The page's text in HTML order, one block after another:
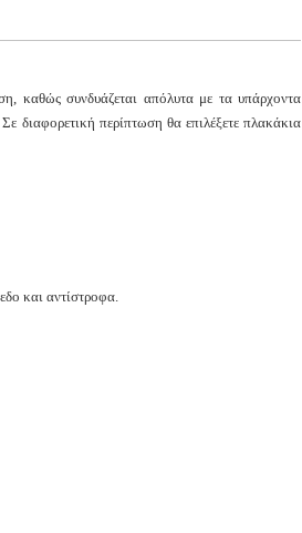
καθώς συνδυάζεται απόλυτα με τα υπάρχοντα
διαφορετική περίπτωση θα επιλέξετε πλακάκια
και αντίστροφα.